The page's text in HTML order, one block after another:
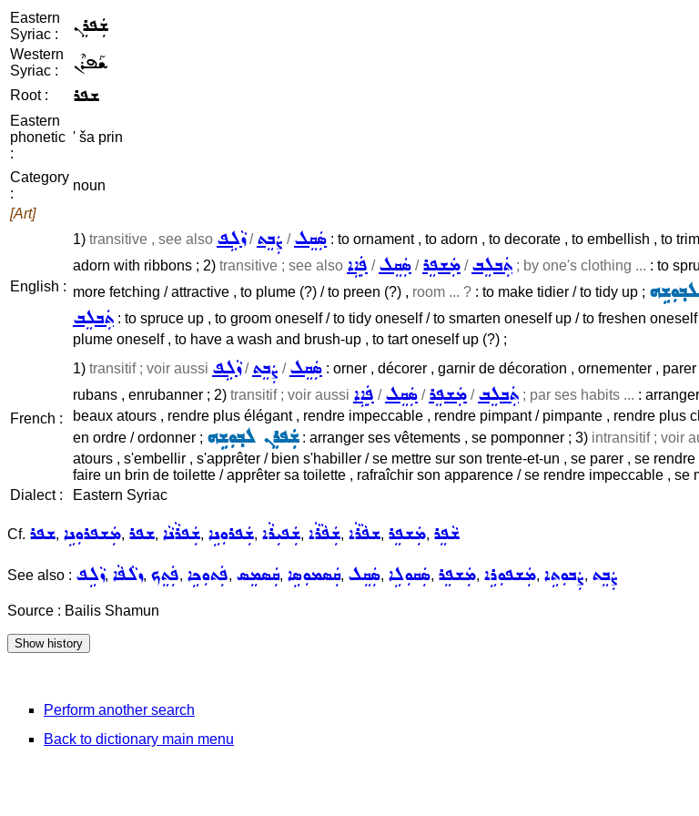
Eastern
Syriac :
ܫܲܦܪܸܢ
Western
Syriac :
ܫܰܦܪܶܢ
Root : ܫܦܪ
Eastern
phonetic
:
' ša prin
Category
:
noun
[Art]
English :
1) transitive , see also ܙܵܠܹܦ/ܨܲܒܸܬ /ܣܲܩܸܠ : to ornament , to adorn , to decorate , to embellish , to
adorn with ribbons ; 2) transitive ; see also ܦܲܐܹܐ /ܣܲܩܸܠ /ܡܲܫܦܸܪ /ܬܲܒܠܸܒ ; by one's clothing ... : to
more fetching / attractive , to plume (?) / to preen (?) , room ... ? : to make tidier / to tidy up ;
ܬܲܒܠܸܒ : to spruce up , to groom oneself / to tidy oneself / to smarten oneself up / to freshen
plume oneself , to have a wash and brush-up , to tart oneself up (?) ;
French :
1) transitif ; voir aussi ܙܵܠܹܦ/ܨܲܒܸܬ /ܣܲܩܸܠ : orner , décorer , garnir de décoration , ornementer ,
rubans , enrubanner ; 2) transitif ; voir aussi ܦܲܐܹܐ /ܣܲܩܸܠ /ܡܲܫܦܸܪ /ܬܲܒܠܸܒ ; par ses habits ... :
beaux atours , rendre plus élégant , rendre impeccable , rendre pimpant / pimpante , rendre plus
en ordre / ordonner ; ܫܲܦܪܸܢ ܠܒ݂ܘܼܫܹܗ: arranger ses vêtements , se pomponner ; 3) intransitif ; voir
atours , s'embellir , s'apprêter / bien s'habiller / se mettre sur son trente-et-un , se parer , se
faire un brin de toilette / apprêter sa toilette , rafraîchir son apparence / se rendre impeccable , se
Dialect :
Eastern Syriac
Cf. ܫܦܪ, ܡܲܫܦܪܘܼܢܹܐ, ܫܦܪ, ܫܲܦܪܵܢܵܐ, ܫܲܦܪܘܼܢܹܐ, ܫܲܦܝܼܪܵܐ, ܫܲܦܵܪܵܐ, ܫܦܵܪܵܐ, ܡܲܫܦܸܪ, ܫܵܦܸܪ
See also : ܙܵܠܹܦ, ܙܠܵܦܵܐ, ܦܲܬܸܟ, ܦܲܬܘܼܟܹܐ, ܩܲܣܡܸܣ, ܩܲܣܡܘܼܣܹܐ, ܣܲܩܸܠ, ܣܲܩܘܼܠܹܐ, ܡܲܫܦܸܪ, ܡܲܫܦܘܼܪܹܐ, ܨܲܒܘܼܬܹܐ, ܨܲܒܸܬ
Source : Bailis Shamun
Perform another search
Back to dictionary main menu